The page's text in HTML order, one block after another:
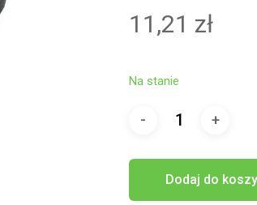
11,21 zł
Na stanie
Dodaj do